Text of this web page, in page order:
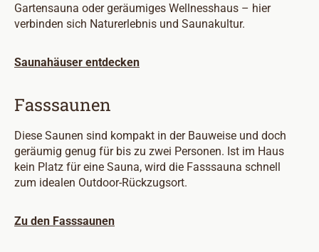
Gartensauna oder geräumiges Wellnesshaus – hier
verbinden sich Naturerlebnis und Saunakultur.
Saunahäuser entdecken
Fasssaunen
Diese Saunen sind kompakt in der Bauweise und doch
geräumig genug für bis zu zwei Personen. Ist im Haus
kein Platz für eine Sauna, wird die Fasssauna schnell
zum idealen Outdoor-Rückzugsort.
Zu den Fasssaunen